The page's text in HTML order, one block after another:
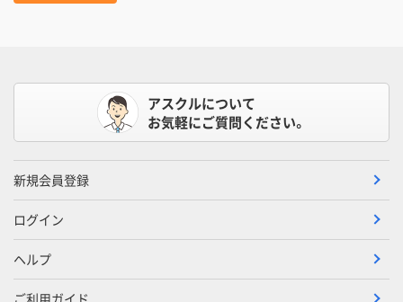
アスクルについて
お気軽にご質問ください。
新規会員登録
ログイン
ヘルプ
ご利用ガイド